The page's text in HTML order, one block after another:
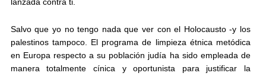
Salvo que yo no tengo nada que ver con el Holocausto -y los
palestinos tampoco. El programa de limpieza étnica metódica
en Europa respecto a su población judía ha sido empleada de
manera totalmente cínica y oportunista para justificar la